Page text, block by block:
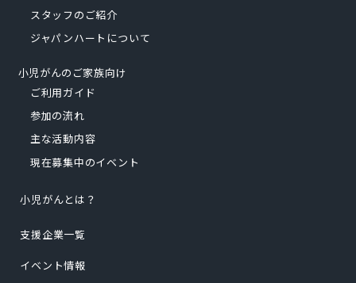
スタッフのご紹介
ジャパンハートについて
小児がんのご家族向け
ご利用ガイド
参加の流れ
主な活動内容
現在募集中のイベント
小児がんとは？
支援企業一覧
イベント情報